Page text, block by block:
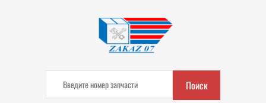
Поиск